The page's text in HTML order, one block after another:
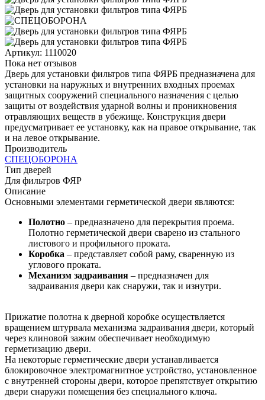
Артикул: 1110020
Пока нет отзывов
Дверь для установки фильтров типа ФЯРБ предназначена для
установки на наружных и внутренних входных проемах
защитных сооружений специального назначения с целью
защиты от воздействия ударной волны и проникновения
отравляющих веществ в убежище. Конструкция двери
предусматривает ее установку, как на правое открывание, так
и на левое открывание.
Производитель
СПЕЦОБОРОНА
Тип дверей
Для фильтров ФЯР
Описание
Основными элементами герметической двери являются:
Полотно – предназначено для перекрытия проема.
Полотно герметической двери сварено из стального
листового и профильного проката.
Коробка – представляет собой раму, сваренную из
углового проката.
Механизм задраивания – предназначен для
задраивания двери как снаружи, так и изнутри.
Прижатие полотна к дверной коробке осуществляется
вращением штурвала механизма задраивания двери, который
через клиновой зажим обеспечивает необходимую
герметизацию двери.
На некоторые герметические двери устанавливается
блокировочное электромагнитное устройство, установленное
с внутренней стороны двери, которое препятствует открытию
двери снаружи помещения без специального ключа.